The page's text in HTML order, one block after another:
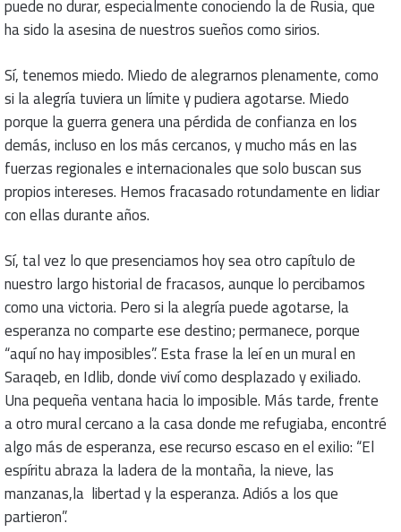
puede no durar, especialmente conociendo la de Rusia, que
ha sido la asesina de nuestros sueños como sirios.
Sí, tenemos miedo. Miedo de alegrarnos plenamente, como
si la alegría tuviera un límite y pudiera agotarse. Miedo
porque la guerra genera una pérdida de confianza en los
demás, incluso en los más cercanos, y mucho más en las
fuerzas regionales e internacionales que solo buscan sus
propios intereses. Hemos fracasado rotundamente en lidiar
con ellas durante años.
Sí, tal vez lo que presenciamos hoy sea otro capítulo de
nuestro largo historial de fracasos, aunque lo percibamos
como una victoria. Pero si la alegría puede agotarse, la
esperanza no comparte ese destino; permanece, porque
“aquí no hay imposibles”. Esta frase la leí en un mural en
Saraqeb, en Idlib, donde viví como desplazado y exiliado.
Una pequeña ventana hacia lo imposible. Más tarde, frente
a otro mural cercano a la casa donde me refugiaba, encontré
algo más de esperanza, ese recurso escaso en el exilio: “El
espíritu abraza la ladera de la montaña, la nieve, las
manzanas,la libertad y la esperanza. Adiós a los que
partieron”.